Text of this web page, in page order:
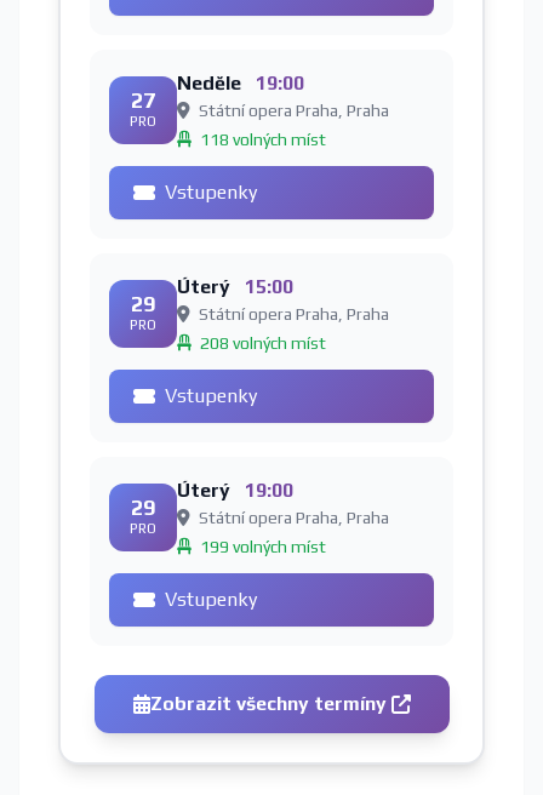
27
PRO
Neděle 19:00
Státní opera Praha, Praha
118 volných míst
Vstupenky
29
PRO
Úterý 15:00
Státní opera Praha, Praha
208 volných míst
Vstupenky
29
PRO
Úterý 19:00
Státní opera Praha, Praha
199 volných míst
Vstupenky
Zobrazit všechny termíny